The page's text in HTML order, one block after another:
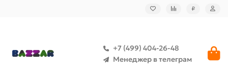
₽
+7 (499) 404-26-48
Менеджер в телеграм